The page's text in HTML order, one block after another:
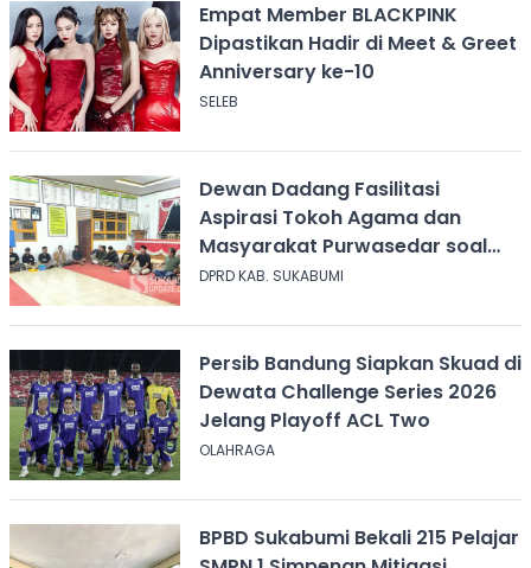
Empat Member BLACKPINK
Dipastikan Hadir di Meet & Greet
Anniversary ke-10
SELEB
Dewan Dadang Fasilitasi
Aspirasi Tokoh Agama dan
Masyarakat Purwasedar soal
Penolakan Konser Reggae
DPRD KAB. SUKABUMI
Persib Bandung Siapkan Skuad di
Dewata Challenge Series 2026
Jelang Playoff ACL Two
OLAHRAGA
BPBD Sukabumi Bekali 215 Pelajar